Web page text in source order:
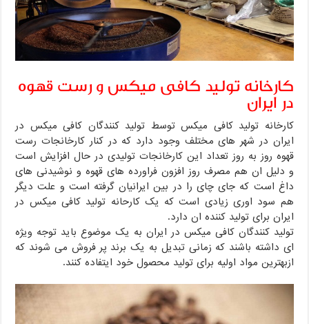
کارخانه تولید کافی میکس و رست قهوه
در ایران
کارخانه تولید کافی میکس توسط تولید کنندگان کافی میکس در
ایران در شهر های مختلف وجود دارد که در کنار کارخانجات رست
قهوه روز به روز تعداد این کارخانجات تولیدی در حال افزایش است
و دلیل ان هم مصرف روز افزون فراورده های قهوه و نوشیدنی های
داغ است که جای چای را در بین ایرانیان گرفته است و علت دیگر
هم سود اوری زیادی است که یک کارحانه تولید کافی میکس در
ایران برای تولید کننده ان دارد.
تولید کنندگان کافی میکس در ایران به یک موضوع باید توجه ویژه
ای داشته باشند که زمانی تبدیل به یک برند پر فروش می شوند که
ازبهترین مواد اولیه برای تولید محصول خود ایتفاده کنند.